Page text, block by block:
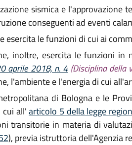
sismica e l'approvazione
conseguenti ad eventi
esercita le funzioni di cui ai
inoltre, esercita le funzioni in
aprile 2018, n. 4 (Disciplina
l'ambiente e l'energia di cui
di Bologna e le
cui all'articolo 5 della legge
transitorie in materia di
), previa istruttoria dell'Agenzia